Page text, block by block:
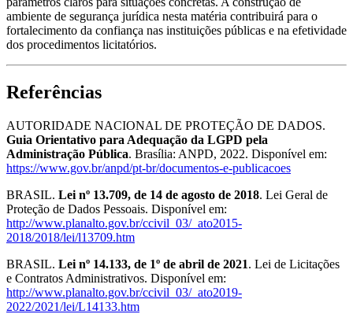
ambiente de segurança jurídica nesta matéria contribuirá para o
fortalecimento da confiança nas instituições públicas e na efetividade
dos procedimentos licitatórios.
Referências
AUTORIDADE NACIONAL DE PROTEÇÃO DE DADOS.
Guia Orientativo para Adequação da LGPD pela
Administração Pública. Brasília: ANPD, 2022. Disponível em:
https://www.gov.br/anpd/pt-br/documentos-e-publicacoes
BRASIL. Lei nº 13.709, de 14 de agosto de 2018. Lei Geral de
Proteção de Dados Pessoais. Disponível em:
http://www.planalto.gov.br/ccivil_03/_ato2015-
2018/2018/lei/l13709.htm
BRASIL. Lei nº 14.133, de 1º de abril de 2021. Lei de Licitações
e Contratos Administrativos. Disponível em:
http://www.planalto.gov.br/ccivil_03/_ato2019-
2022/2021/lei/L14133.htm